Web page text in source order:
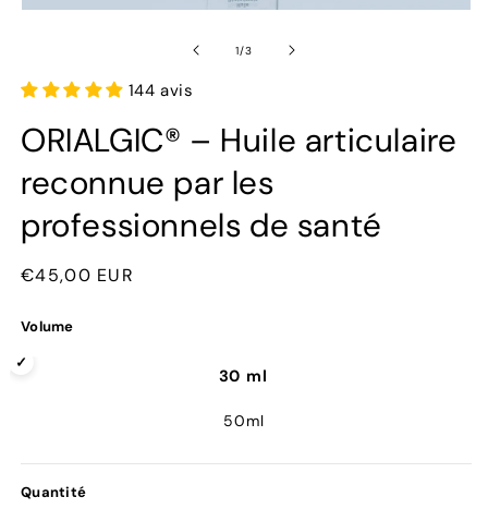
dans
une
modale
1/de
3
144 avis
ORIALGIC® – Huile articulaire
reconnue par les
professionnels de santé
Prix
€45,00 EUR
Volume
30 ml
50ml
Quantité
Quantité